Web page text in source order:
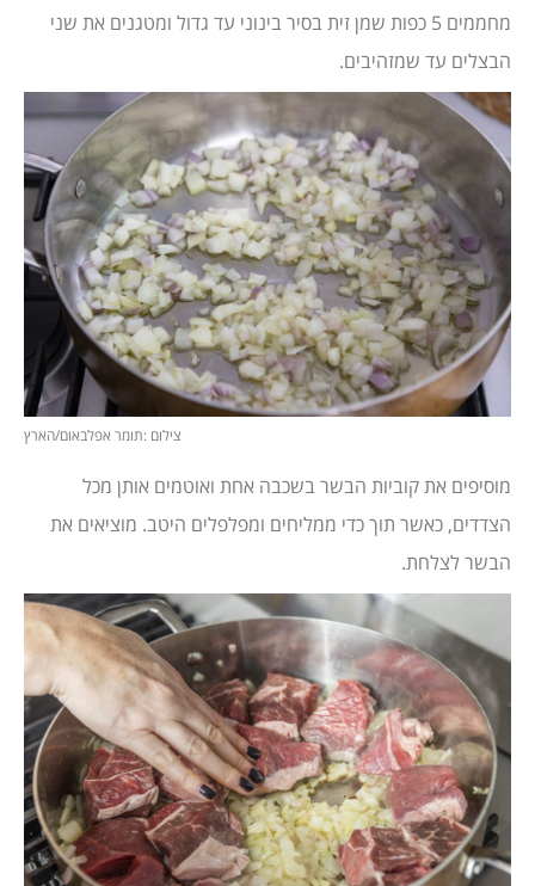
מחממים 5 כפות שמן זית בסיר בינוני עד גדול ומטגנים את שני
הבצלים עד שמזהיבים.
צילום :תומר אפלבאום/הארץ
מוסיפים את קוביות הבשר בשכבה אחת ואוטמים אותן מכל
הצדדים, כאשר תוך כדי ממליחים ומפלפלים היטב. מוציאים את
הבשר לצלחת.